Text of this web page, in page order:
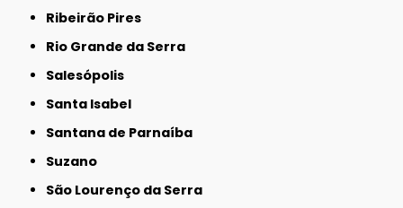
Ribeirão Pires
Rio Grande da Serra
Salesópolis
Santa Isabel
Santana de Parnaíba
Suzano
São Lourenço da Serra